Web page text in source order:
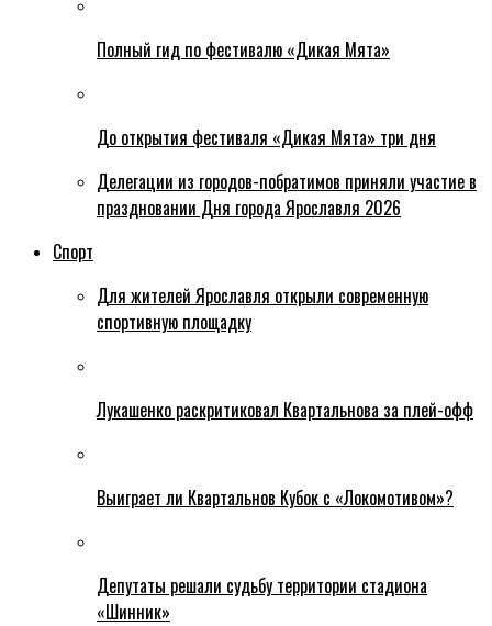
Полный гид по фестивалю «Дикая Мята»
До открытия фестиваля «Дикая Мята» три дня
Делегации из городов-побратимов приняли участие в
праздновании Дня города Ярославля 2026
Спорт
Для жителей Ярославля открыли современную
спортивную площадку
Лукашенко раскритиковал Квартальнова за плей-офф
Выиграет ли Квартальнов Кубок с «Локомотивом»?
Депутаты решали судьбу территории стадиона
«Шинник»